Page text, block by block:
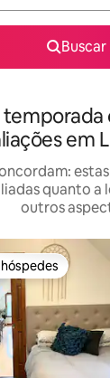
Buscar
em
quanto a
outros
preferidos dos